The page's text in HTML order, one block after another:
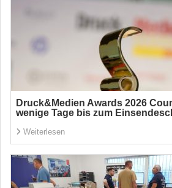
Druck&Medien Awards 2026
wenige Tage bis zum
Weiterlesen